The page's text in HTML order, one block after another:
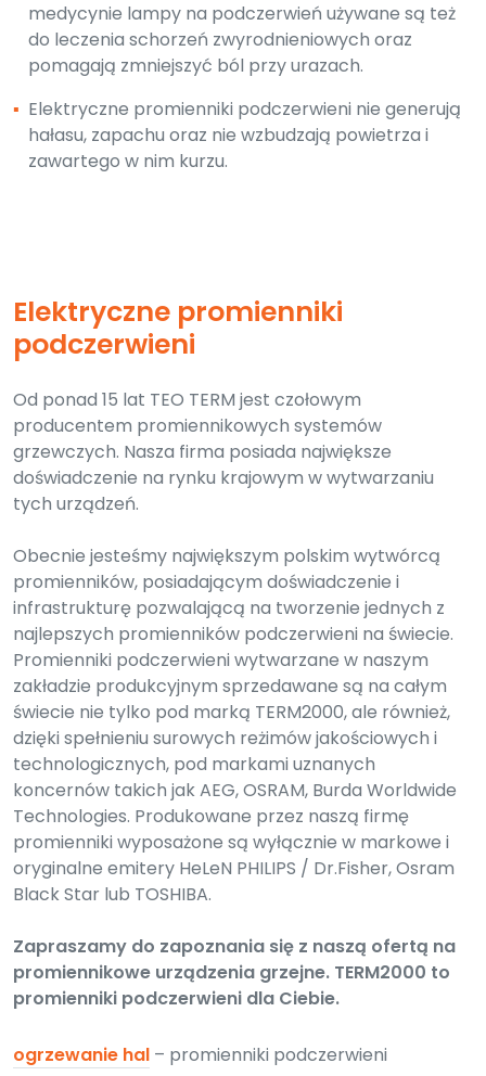
medycynie lampy na podczerwień używane są też
do leczenia schorzeń zwyrodnieniowych oraz
pomagają zmniejszyć ból przy urazach.
▪ Elektryczne promienniki podczerwieni nie generują
hałasu, zapachu oraz nie wzbudzają powietrza i
zawartego w nim kurzu.
Elektryczne promienniki
podczerwieni
Od ponad 15 lat TEO TERM jest czołowym
producentem promiennikowych systemów
grzewczych. Nasza firma posiada największe
doświadczenie na rynku krajowym w wytwarzaniu
tych urządzeń.
Obecnie jesteśmy największym polskim wytwórcą
promienników, posiadającym doświadczenie i
infrastrukturę pozwalającą na tworzenie jednych z
najlepszych promienników podczerwieni na świecie.
Promienniki podczerwieni wytwarzane w naszym
zakładzie produkcyjnym sprzedawane są na całym
świecie nie tylko pod marką TERM2000, ale również,
dzięki spełnieniu surowych reżimów jakościowych i
technologicznych, pod markami uznanych
koncernów takich jak AEG, OSRAM, Burda Worldwide
Technologies. Produkowane przez naszą firmę
promienniki wyposażone są wyłącznie w markowe i
oryginalne emitery HeLeN PHILIPS / Dr.Fisher, Osram
Black Star lub TOSHIBA.
Zapraszamy do zapoznania się z naszą ofertą na
promiennikowe urządzenia grzejne. TERM2000 to
promienniki podczerwieni dla Ciebie.
ogrzewanie hal – promienniki podczerwieni